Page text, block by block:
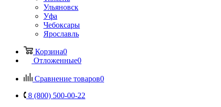
Ульяновск
Уфа
Чебоксары
Ярославль
Корзина0
Отложенные0
Сравнение товаров0
8 (800) 500-00-22